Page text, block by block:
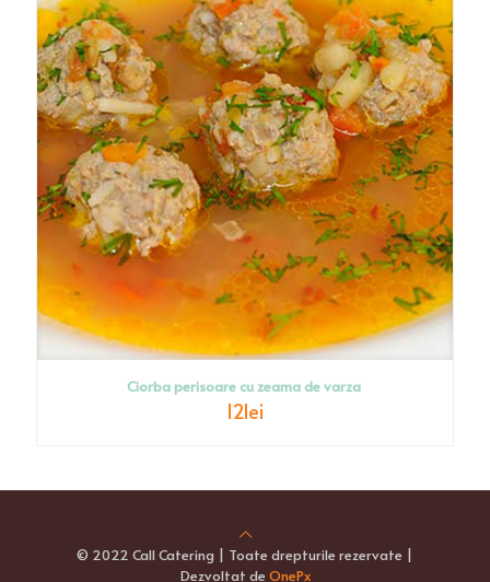
Ciorba perisoare cu zeama de varza
12lei
© 2022 Call Catering | Toate drepturile rezervate |
Dezvoltat de OnePx